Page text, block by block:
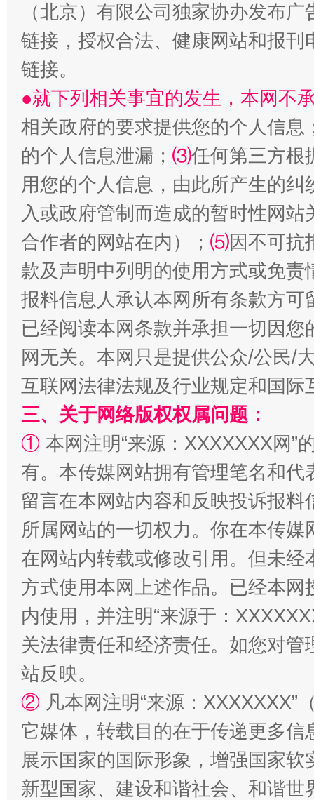
受贿1.44亿！段成刚被判无期 从幼
全民健身五年计划来了！等你上场
阿坝州三大球赛在茂县开幕 规模
国家大学科技园优化重塑工作
（北京）有限公司独家协办发布
链接，授权合法、健康网站和报
链接。
●就下列相关事宜的发生，本网不
相关政府的要求提供您的个人信息
的个人信息泄漏； ⑶任何第三方根
用您的个人信息，由此所产生的纠
入或政府管制而造成的暂时性网
合作者的网站在内）； ⑸因不可抗
款及声明中列明的使用方式或免责
报料信息人承认本网所有条款方
已经阅读本网条款并承担一切因
网无关。本网只是提供公众/公民/
互联网法律法规及行业规定和国
三、关于网络版权权属问题：
① 本网注明“来源：XXXXXXX网”
有。本传媒网站拥有管理笔名和
留言在本网站内容和反映投诉报
所属网站的一切权力。你在本传
在网站内转载或修改引用。但未
方式使用本网上述作品。已经本
内使用，并注明“来源于：
关法律责任和经济责任。如您对
站反映。
② 凡本网注明“来源：
它媒体，转载目的在于传递更多
展示国家的国际形象，增强国家
新型国家、建设和谐社会、和谐